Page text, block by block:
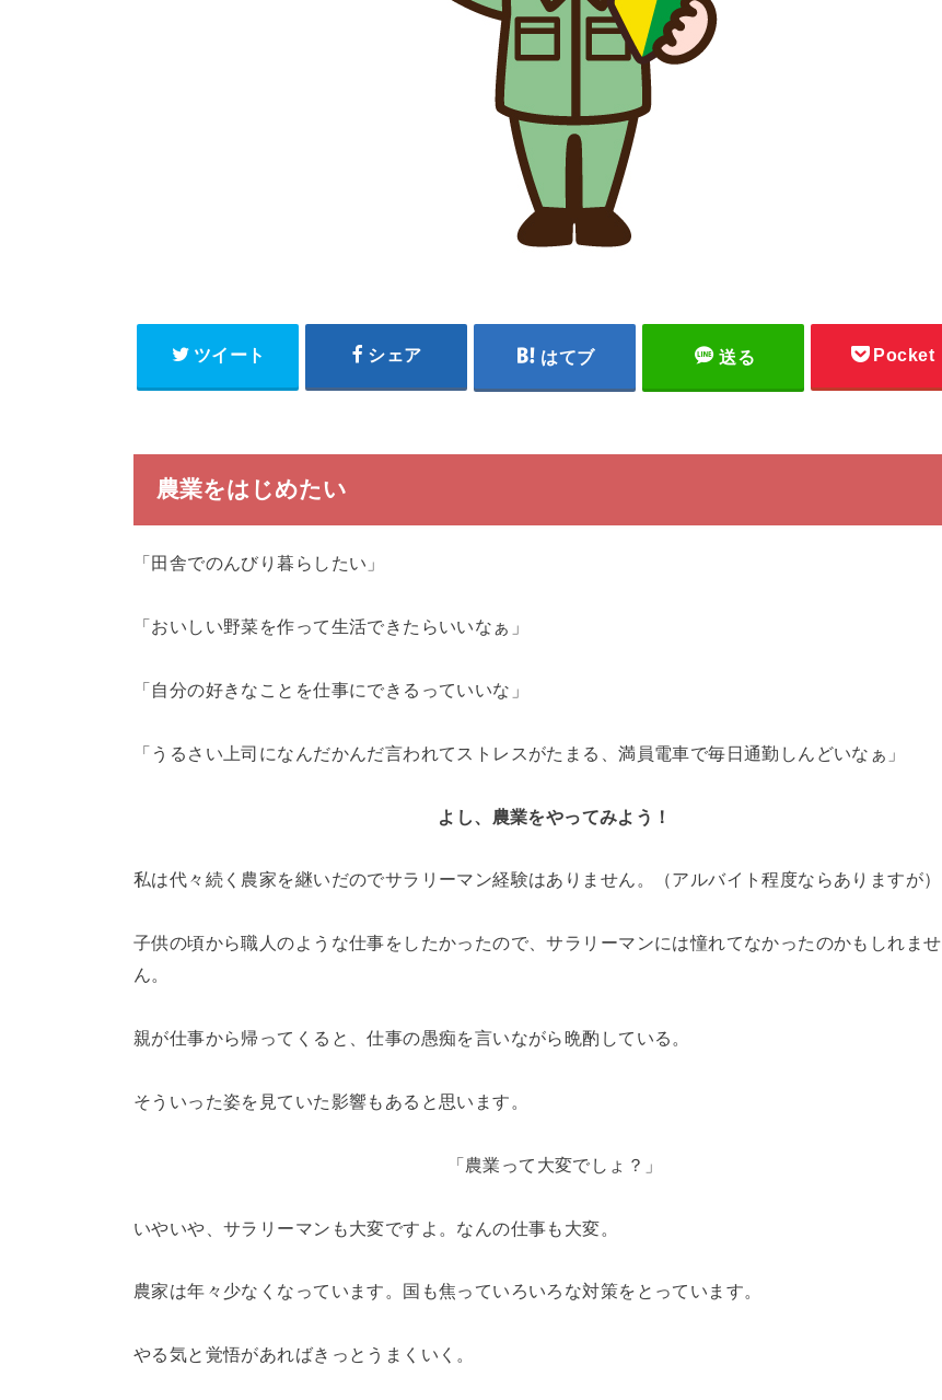
ツイート シェア はてブ 送る Pocket
農業をはじめたい
「田舎でのんびり暮らしたい」
「おいしい野菜を作って生活できたらいいなぁ」
「自分の好きなことを仕事にできるっていいな」
「うるさい上司になんだかんだ言われてストレスがたまる、満員電車で毎日通勤しんどいなぁ」
よし、農業をやってみよう！
私は代々続く農家を継いだのでサラリーマン経験はありません。（アルバイト程度ならありますが）
子供の頃から職人のような仕事をしたかったので、サラリーマンには憧れてなかったのかもしれませ
ん。
親が仕事から帰ってくると、仕事の愚痴を言いながら晩酌している。
そういった姿を見ていた影響もあると思います。
「農業って大変でしょ？」
いやいや、サラリーマンも大変ですよ。なんの仕事も大変。
農家は年々少なくなっています。国も焦っていろいろな対策をとっています。
やる気と覚悟があればきっとうまくいく。